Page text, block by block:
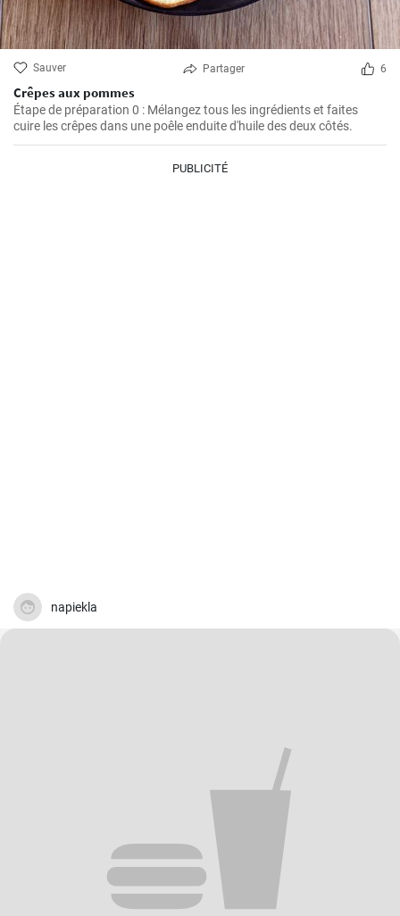
Sauver Partager 6
Crêpes aux pommes
Étape de préparation 0 : Mélangez tous les ingrédients et faites
cuire les crêpes dans une poêle enduite d'huile des deux côtés.
PUBLICITÉ
napiekla